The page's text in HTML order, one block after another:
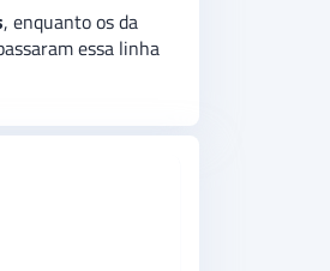
, enquanto os da
essa linha